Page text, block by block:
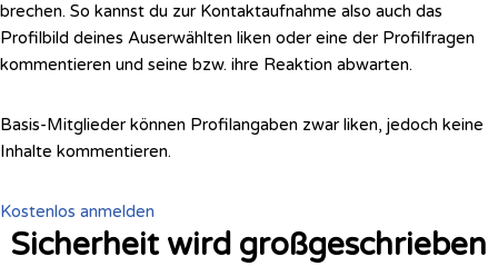
brechen. So kannst du zur Kontaktaufnahme also auch das
Profilbild deines Auserwählten liken oder eine der Profilfragen
kommentieren und seine bzw. ihre Reaktion abwarten.
Basis-Mitglieder können Profilangaben zwar liken, jedoch keine
Inhalte kommentieren.
Kostenlos anmelden
Sicherheit wird großgeschrieben